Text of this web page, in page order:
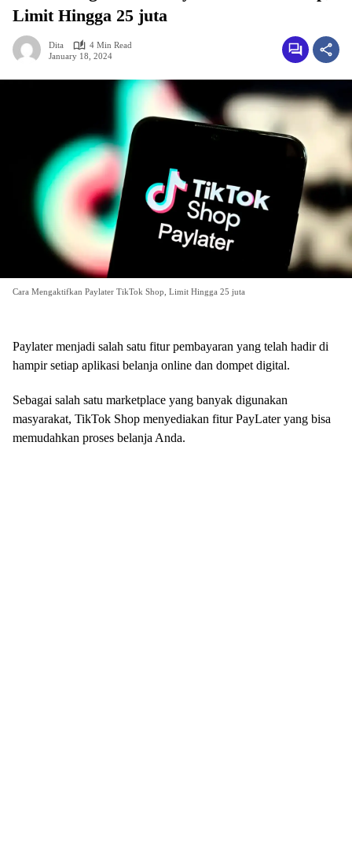
Limit Hingga 25 juta
Dita
4 Min Read
January 18, 2024
Cara Mengaktifkan Paylater TikTok Shop, Limit Hingga 25 juta
Paylater menjadi salah satu fitur pembayaran yang telah hadir di
hampir setiap aplikasi belanja online dan dompet digital.
Sebagai salah satu marketplace yang banyak digunakan
masyarakat, TikTok Shop menyediakan fitur PayLater yang bisa
memudahkan proses belanja Anda.